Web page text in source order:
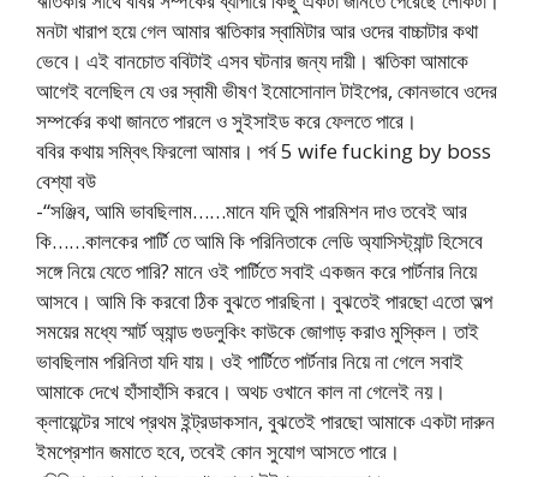
মনটা খারাপ হয়ে গেল আমার ঋতিকার স্বামিটার আর ওদের বাচ্চাটার কথা
ভেবে। এই বানচোত ববিটাই এসব ঘটনার জন্য দায়ী। ঋতিকা আমাকে
আগেই বলেছিল যে ওর স্বামী ভীষণ ইমোসোনাল টাইপের, কোনভাবে ওদের
সম্পর্কের কথা জানতে পারলে ও সুইসাইড করে ফেলতে পারে।
ববির কথায় সম্বিৎ ফিরলো আমার। পর্ব 5 wife fucking by boss
বেশ্যা বউ
-“সঞ্জিব, আমি ভাবছিলাম……মানে যদি তুমি পারমিশন দাও তবেই আর
কি……কালকের পার্টি তে আমি কি পরিনিতাকে লেডি অ্যাসিস্ট্যান্ট হিসেবে
সঙ্গে নিয়ে যেতে পারি? মানে ওই পার্টিতে সবাই একজন করে পার্টনার নিয়ে
আসবে। আমি কি করবো ঠিক বুঝতে পারছিনা। বুঝতেই পারছো এতো অল্প
সময়ের মধ্যে স্মার্ট অ্যান্ড গুডলুকিং কাউকে জোগাড় করাও মুস্কিল। তাই
ভাবছিলাম পরিনিতা যদি যায়। ওই পার্টিতে পার্টনার নিয়ে না গেলে সবাই
আমাকে দেখে হাঁসাহাঁসি করবে। অথচ ওখানে কাল না গেলেই নয়।
ক্লায়েন্টের সাথে প্রথম ইন্ট্রডাকসান, বুঝতেই পারছো আমাকে একটা দারুন
ইমপ্রেশান জমাতে হবে, তবেই কোন সুযোগ আসতে পারে।